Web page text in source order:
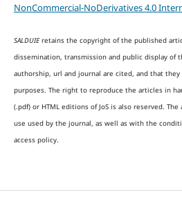
NonCommercial-NoDerivatives 4.0
SALDUIEretains the copyright of the published
dissemination, transmission and public display of
authorship, url and journal are cited, and that
purposes. The right to reproduce the articles in
(.pdf) or HTML editions of JoS is also reserved.
use used by the journal, as well as with the
access policy.